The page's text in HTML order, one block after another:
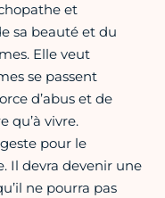
et
sa beauté et du
Elle veut
se passent
d’abus et de
qu’à vivre.
pour le
Il devra devenir une
ne pourra pas